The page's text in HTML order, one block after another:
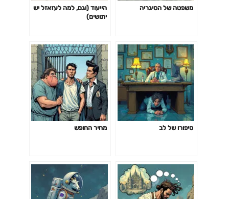
משפטה של הסיגריה
הייעוד (וגם, למה לעזאזל יש
יתושים)
סיפורו של לב מחיר החופש